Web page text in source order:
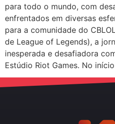
para todo o mundo, com
enfrentados em diversas
para a comunidade do
de League of Legends), a
inesperada e desafiadora
Estúdio Riot Games. No